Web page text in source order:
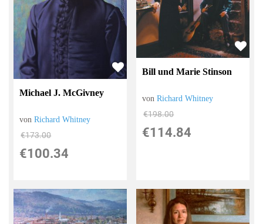
Michael J. McGivney
vonRichard Whitney
€173.00
€100.34
Bill und Marie Stinson
vonRichard Whitney
€198.00
€114.84